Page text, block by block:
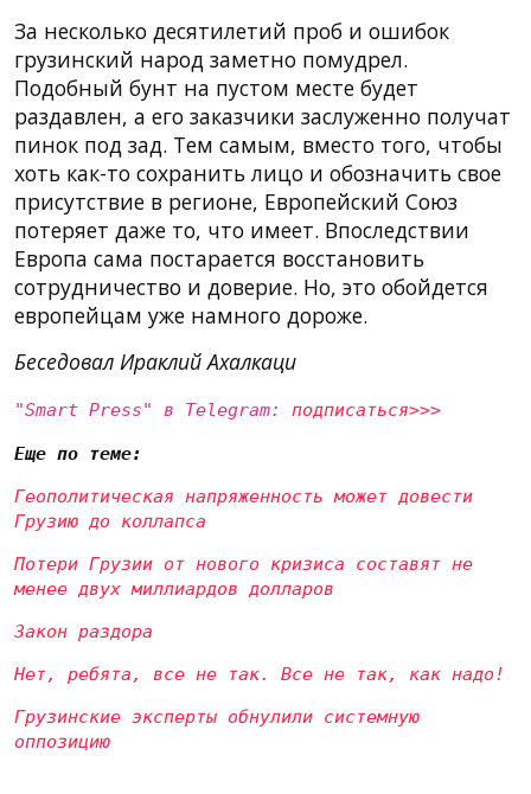
За несколько десятилетий проб и ошибок
грузинский народ заметно помудрел.
Подобный бунт на пустом месте будет
раздавлен, а его заказчики заслуженно получат
пинок под зад. Тем самым, вместо того, чтобы
хоть как-то сохранить лицо и обозначить свое
присутствие в регионе, Европейский Союз
потеряет даже то, что имеет. Впоследствии
Европа сама постарается восстановить
сотрудничество и доверие. Но, это обойдется
европейцам уже намного дороже.
Беседовал Ираклий Ахалкаци
"Smart Press" в Telegram: подписаться>>>
Еще по теме:
Геополитическая напряженность может довести
Грузию до коллапса
Потери Грузии от нового кризиса составят не
менее двух миллиардов долларов
Закон раздора
Нет, ребята, все не так. Все не так, как надо!
Грузинские эксперты обнулили системную
оппозицию